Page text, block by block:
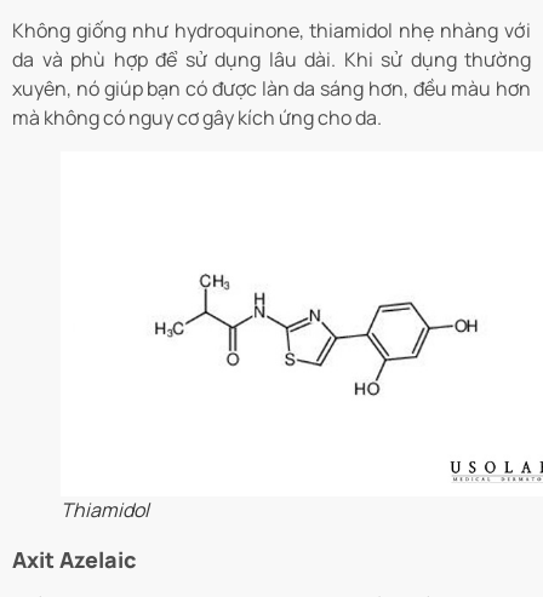
Không giống như hydroquinone, thiamidol nhẹ nhàng với
da và phù hợp để sử dụng lâu dài. Khi sử dụng thường
xuyên, nó giúp bạn có được làn da sáng hơn, đều màu hơn
mà không có nguy cơ gây kích ứng cho da.
Thiamidol
Axit Azelaic